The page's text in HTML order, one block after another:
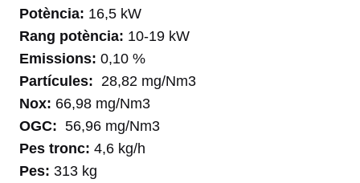
Potència: 16,5 kW
Rang potència: 10-19 kW
Emissions: 0,10 %
Partícules: 28,82 mg/Nm3
Nox: 66,98 mg/Nm3
OGC: 56,96 mg/Nm3
Pes tronc: 4,6 kg/h
Pes: 313 kg